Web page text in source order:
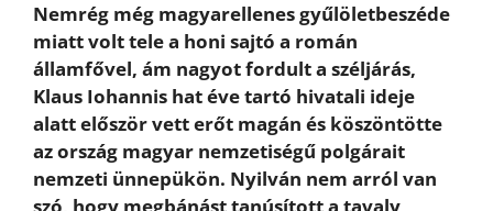
Nemrég még magyarellenes gyűlöletbeszéde
miatt volt tele a honi sajtó a román
államfővel, ám nagyot fordult a széljárás,
Klaus Iohannis hat éve tartó hivatali ideje
alatt először vett erőt magán és köszöntötte
az ország magyar nemzetiségű polgárait
nemzeti ünnepükön. Nyilván nem arról van